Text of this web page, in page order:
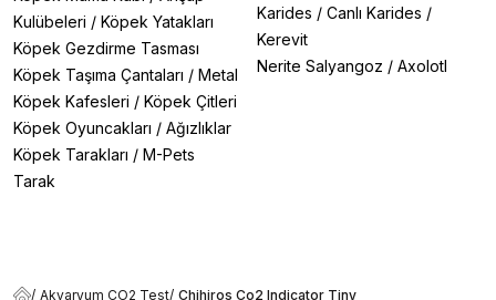
Kulübeleri / Köpek Yatakları
Köpek Gezdirme Tasması
Köpek Taşıma Çantaları / Metal
Köpek Kafesleri / Köpek Çitleri
Köpek Oyuncakları / Ağızlıklar
Köpek Tarakları / M-Pets
Tarak
Karides / Canlı Karides /
Kerevit
Nerite Salyangoz / Axolotl
/ Akvaryum CO2 Test/ Chihiros Co2 Indicator Tiny